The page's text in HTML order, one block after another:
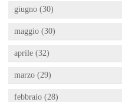
giugno (30)
maggio (30)
aprile (32)
marzo (29)
febbraio (28)